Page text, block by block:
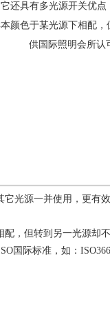
还具有多光源开关优
颜色于某光源下相配
供国际照明会所认
光源一并使用，更有
，但转到另一光源却不
国际标准，如：